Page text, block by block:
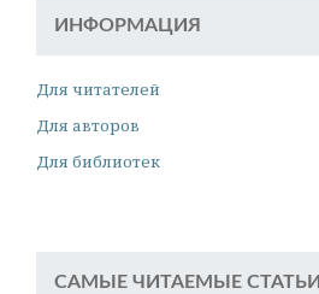
ИНФОРМАЦИЯ
Для читателей
Для авторов
Для библиотек
САМЫЕ ЧИТАЕМЫЕ СТАТЬИ